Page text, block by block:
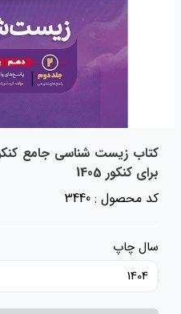
برای کنکور 1405
کد محصول : 3440
سال چاپ
1404